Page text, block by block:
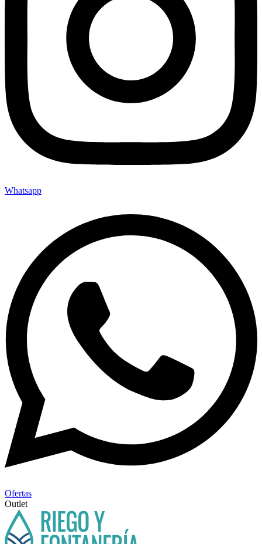
Whatsapp
Ofertas
Outlet